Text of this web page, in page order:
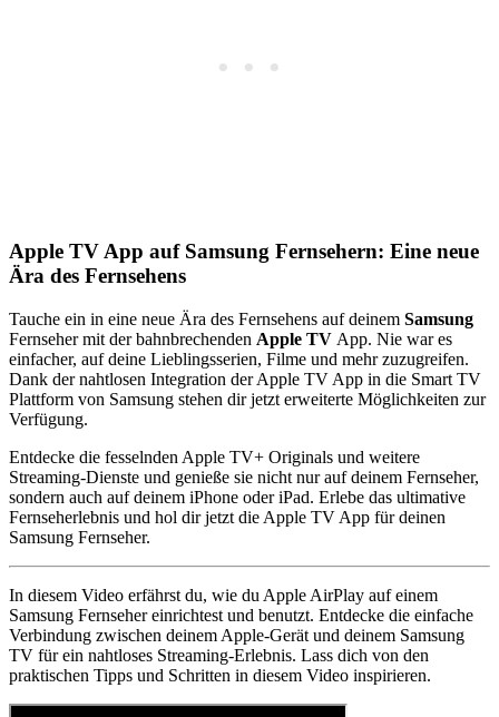
Apple TV App auf Samsung Fernsehern: Eine neue
Ära des Fernsehens
Tauche ein in eine neue Ära des Fernsehens auf deinem Samsung
Fernseher mit der bahnbrechenden Apple TV App. Nie war es
einfacher, auf deine Lieblingsserien, Filme und mehr zuzugreifen.
Dank der nahtlosen Integration der Apple TV App in die Smart TV
Plattform von Samsung stehen dir jetzt erweiterte Möglichkeiten zur
Verfügung.
Entdecke die fesselnden Apple TV+ Originals und weitere
Streaming-Dienste und genieße sie nicht nur auf deinem Fernseher,
sondern auch auf deinem iPhone oder iPad. Erlebe das ultimative
Fernseherlebnis und hol dir jetzt die Apple TV App für deinen
Samsung Fernseher.
In diesem Video erfährst du, wie du Apple AirPlay auf einem
Samsung Fernseher einrichtest und benutzt. Entdecke die einfache
Verbindung zwischen deinem Apple-Gerät und deinem Samsung
TV für ein nahtloses Streaming-Erlebnis. Lass dich von den
praktischen Tipps und Schritten in diesem Video inspirieren.